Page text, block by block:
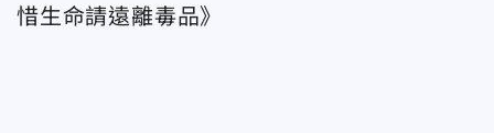
惜生命請遠離毒品》